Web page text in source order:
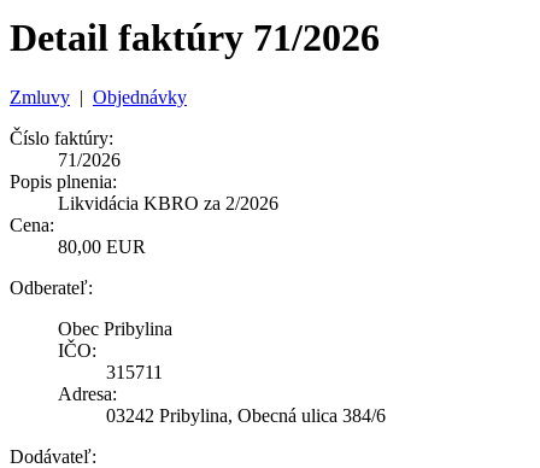
Detail faktúry 71/2026
Zmluvy | Objednávky
Číslo faktúry:
71/2026
Popis plnenia:
Likvidácia KBRO za 2/2026
Cena:
80,00 EUR
Odberateľ:
Obec Pribylina
IČO:
315711
Adresa:
03242 Pribylina, Obecná ulica 384/6
Dodávateľ: